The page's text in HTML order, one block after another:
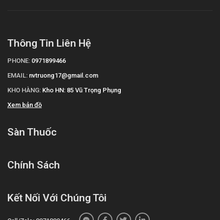
Thông Tin Liên Hệ
PHONE: 0971899466
EMAIL: nvtruong17@gmail.com
KHO HÀNG: Kho HN: 85 Vũ Trọng Phụng
Xem bản đồ
Sàn Thuốc
Chính Sách
Kết Nối Với Chúng Tôi